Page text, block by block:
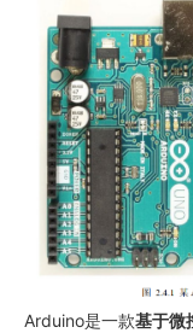
Arduino是一款基于微